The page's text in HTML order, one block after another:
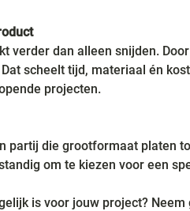
verder dan alleen snijden.
scheelt tijd, materiaal én
projecten.
partij die grootformaat platen
om te kiezen voor een
is voor jouw project? Neem